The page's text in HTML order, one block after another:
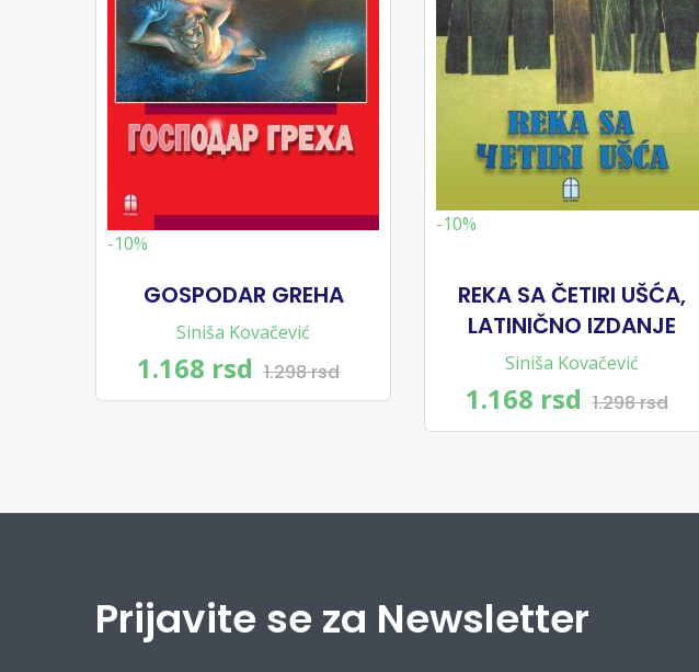
-10%
GOSPODAR GREHA
Siniša Kovačević
1.168 rsd 1.298 rsd
-10%
REKA SA ČETIRI UŠĆA,
LATINIČNO IZDANJE
Siniša Kovačević
1.168 rsd 1.298 rsd
Prijavite se za Newsletter